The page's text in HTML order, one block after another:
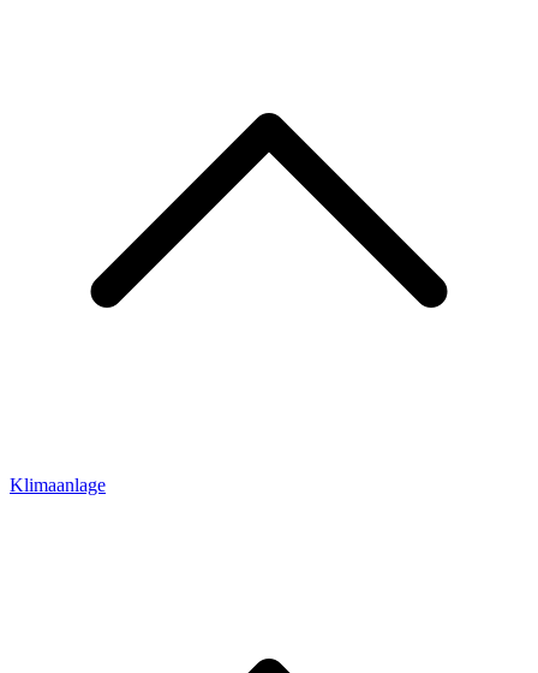
Klimaanlage